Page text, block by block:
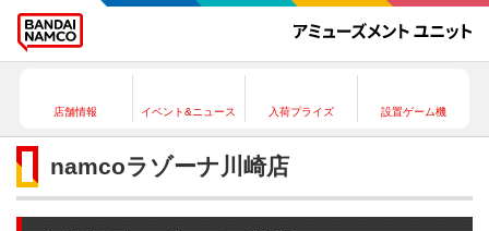
店舗情報 イベント&ニュース 入荷プライズ 設置ゲーム機
namcoラゾーナ川崎店